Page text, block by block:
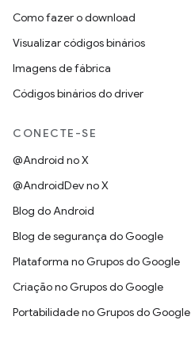
Como fazer o download
Visualizar códigos binários
Imagens de fábrica
Códigos binários do driver
CONECTE-SE
@Android no X
@AndroidDev no X
Blog do Android
Blog de segurança do Google
Plataforma no Grupos do Google
Criação no Grupos do Google
Portabilidade no Grupos do Google